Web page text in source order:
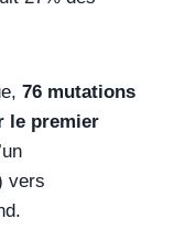
76 mutations
le premier
vers